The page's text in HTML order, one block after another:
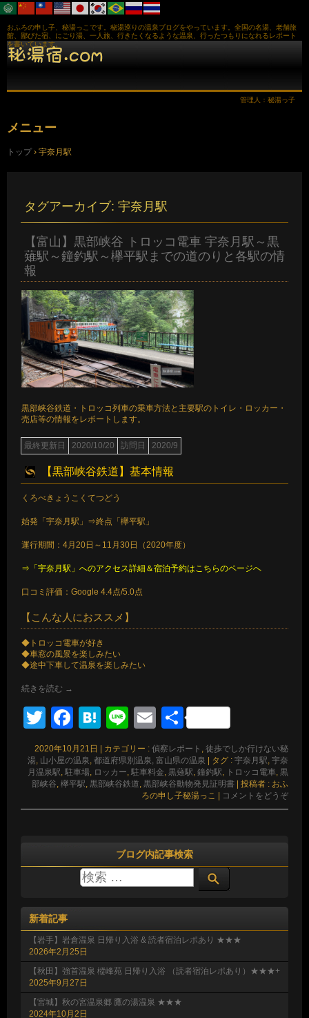
おふろの申し子、秘湯っこです。秘湯巡りの温泉ブログをやっています。全国の名湯、老舗旅
館、鄙びた宿、にごり湯、一人旅、行きたくなるような温泉、行ったつもりになれるレポート
を書いています。
管理人：秘湯っ子
メニュー
ン
トップ › 宇奈月駅
タグアーカイブ: 宇奈月駅
【富山】黒部峡谷 トロッコ電車 宇奈月駅～黒
薙駅～鐘釣駅～欅平駅までの道のりと各駅の情
報
黒部峡谷鉄道・トロッコ列車の乗車方法と主要駅のトイレ・ロッカー・
売店等の情報をレポートします。
最終更新日 2020/10/20 訪問日 2020/9
【黒部峡谷鉄道】基本情報
くろべきょうこくてつどう
始発「宇奈月駅」⇒終点「欅平駅」
運行期間：4月20日～11月30日（2020年度）
⇒「宇奈月駅」へのアクセス詳細＆宿泊予約はこちらのページへ
口コミ評価：Google 4.4点/5.0点
【こんな人におススメ】
◆トロッコ電車が好き
◆車窓の風景を楽しみたい
◆途中下車して温泉を楽しみたい
続きを読む →
Twitter
Facebook
Hatena
LineEmail
共
有
2020年10月21日 | カテゴリー : 偵察レポート
徒歩でしか行けない秘
湯 山小屋の温泉 都道府県別温泉, 富山県の温泉 | タグ : 宇奈月駅 宇奈
月温泉駅 駐車場 ロッカー 駐車料金 黒薙駅 鐘釣駅 トロッコ電車 黒
部峡谷 欅平駅 黒部峡谷鉄道 黒部峡谷動物発見証明書 | 投稿者 : おふ
ろの申し子秘湯っこ | コメントをどうぞ
ブログ内記事検索
新着記事
【岩手】岩倉温泉 日帰り入浴 & 読者宿泊レポあり ★★★
2026年2月25日
【秋田】強首温泉 樅峰苑 日帰り入浴 （読者宿泊レポあり）★★★+
2025年9月27日
【宮城】秋の宮温泉郷 鷹の湯温泉 ★★★
2024年10月2日